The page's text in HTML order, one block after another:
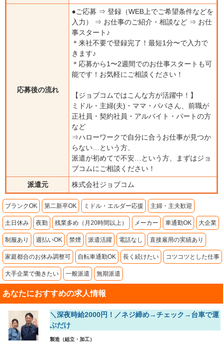
応募後の流れ
●ご応募 ⇒ 登録（WEB上でご希望条件などを
入力） ⇒ お仕事のご紹介・相談など ⇒ お仕
事スタート♪
＊来社不要で登録完了！最短1分〜で入力で
きます♪
＊応募から1〜2週間でのお仕事スタートも可
能です！お気軽にご相談ください！
【ジョブコムではこんな方が活躍中！】
ミドル・主婦(夫)・ママ・パパさん、前職が
正社員・契約社員・アルバイト・パートの方
など
⇒ハローワークで自分に合うお仕事が見つか
らない…という方、
派遣が初めてで不安…という方、まずはジョ
ブコムにご相談ください！
派遣元
株式会社ジョブコム
ブランクOK 第二新卒OK ミドル・エルダー応援 主婦・主夫歓迎
土日休み 夜勤 残業多め（月20時間以上） メーカー 車通勤OK 大企業
制服あり 週払いOK 禁煙 派遣活躍 電話なし 直接雇用の実績あり
家庭都合のお休み調整可 自転車通勤OK 長く続けたい コツコツとした仕事
大手企業で働きたい 一般派遣 無期派遣
あなたにおすすめの求人情報
＼深夜時給2000円！／ネジ締め→チェック→台車で運
ぶだけ
製造（組立・加工）